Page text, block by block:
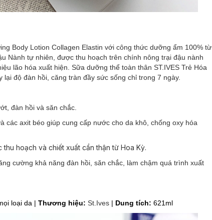
Body Lotion Collagen Elastin với công thức dưỡng ẩm 100% từ
Nành tự nhiên, được thu hoạch trên chính nông trại đậu nành
lão hóa xuất hiện. Sữa dưỡng thể toàn thân ST.IVES Trẻ Hóa
độ đàn hồi, căng tràn đầy sức sống chỉ trong 7 ngày.
đàn hồi và săn chắc.
các axit béo giúp cung cấp nước cho da khô, chống oxy hóa
hoạch và chiết xuất cẩn thận từ Hoa Kỳ.
cường khả năng đàn hồi, săn chắc, làm chậm quá trình xuất
loại da |Thương hiệu: St.Ives | Dung tích: 621ml